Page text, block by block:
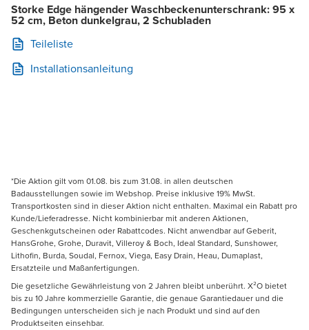
Storke Edge hängender Waschbeckenunterschrank: 95 x
52 cm, Beton dunkelgrau, 2 Schubladen
Teileliste
Installationsanleitung
*Die Aktion gilt vom 01.08. bis zum 31.08. in allen deutschen
Badausstellungen sowie im Webshop. Preise inklusive 19% MwSt.
Transportkosten sind in dieser Aktion nicht enthalten. Maximal ein Rabatt pro
Kunde/Lieferadresse. Nicht kombinierbar mit anderen Aktionen,
Geschenkgutscheinen oder Rabattcodes. Nicht anwendbar auf Geberit,
HansGrohe, Grohe, Duravit, Villeroy & Boch, Ideal Standard, Sunshower,
Lithofin, Burda, Soudal, Fernox, Viega, Easy Drain, Heau, Dumaplast,
Ersatzteile und Maßanfertigungen.
Die gesetzliche Gewährleistung von 2 Jahren bleibt unberührt. X²O bietet
bis zu 10 Jahre kommerzielle Garantie, die genaue Garantiedauer und die
Bedingungen unterscheiden sich je nach Produkt und sind auf den
Produktseiten einsehbar.